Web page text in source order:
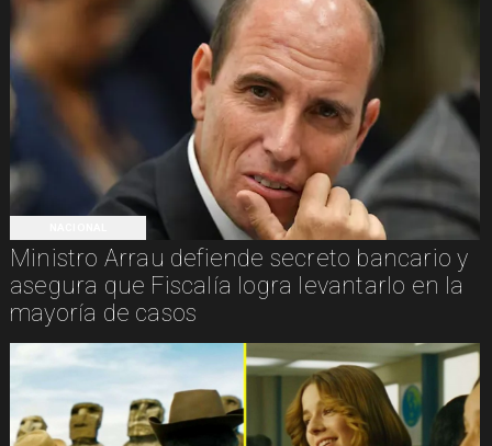
Ministro Arrau defiende secreto bancario y
asegura que Fiscalía logra levantarlo en la
mayoría de casos